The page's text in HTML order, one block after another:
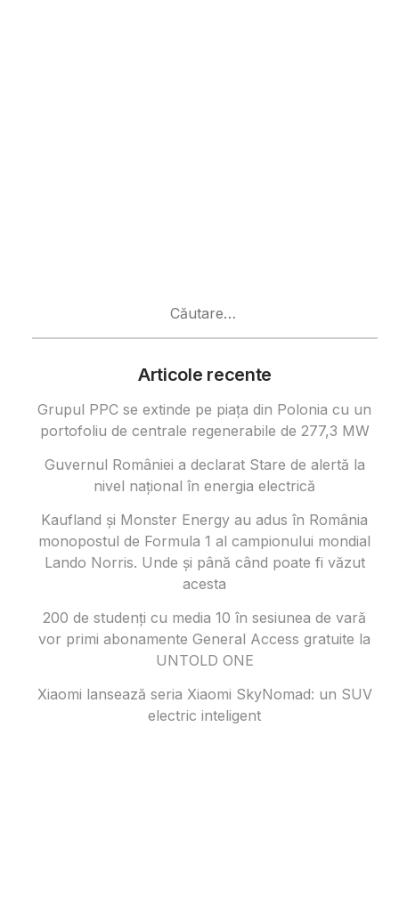
Articole recente
Grupul PPC se extinde pe piața din Polonia cu un
portofoliu de centrale regenerabile de 277,3 MW
Guvernul României a declarat Stare de alertă la
nivel național în energia electrică
Kaufland și Monster Energy au adus în România
monopostul de Formula 1 al campionului mondial
Lando Norris. Unde și până când poate fi văzut
acesta
200 de studenți cu media 10 în sesiunea de vară
vor primi abonamente General Access gratuite la
UNTOLD ONE
Xiaomi lansează seria Xiaomi SkyNomad: un SUV
electric inteligent